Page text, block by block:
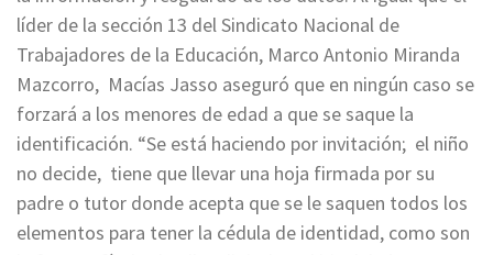
líder de la sección 13 del Sindicato Nacional de
Trabajadores de la Educación, Marco Antonio Miranda
Mazcorro, Macías Jasso aseguró que en ningún caso se
forzará a los menores de edad a que se saque la
identificación. “Se está haciendo por invitación; el niño
no decide, tiene que llevar una hoja firmada por su
padre o tutor donde acepta que se le saquen todos los
elementos para tener la cédula de identidad, como son